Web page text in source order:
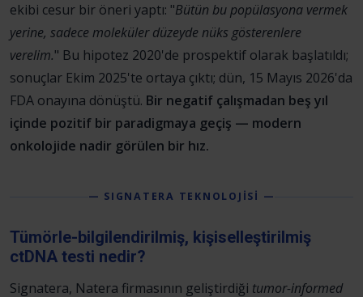
ekibi cesur bir öneri yaptı: "Bütün bu popülasyona vermek
yerine, sadece moleküler düzeyde nüks gösterenlere
verelim." Bu hipotez 2020'de prospektif olarak başlatıldı;
sonuçlar Ekim 2025'te ortaya çıktı; dün, 15 Mayıs 2026'da
FDA onayına dönüştü. Bir negatif çalışmadan beş yıl
içinde pozitif bir paradigmaya geçiş — modern
onkolojide nadir görülen bir hız.
— SIGNATERA TEKNOLOJİSİ —
Tümörle-bilgilendirilmiş, kişiselleştirilmiş
ctDNA testi nedir?
Signatera, Natera firmasının geliştirdiği tumor-informed